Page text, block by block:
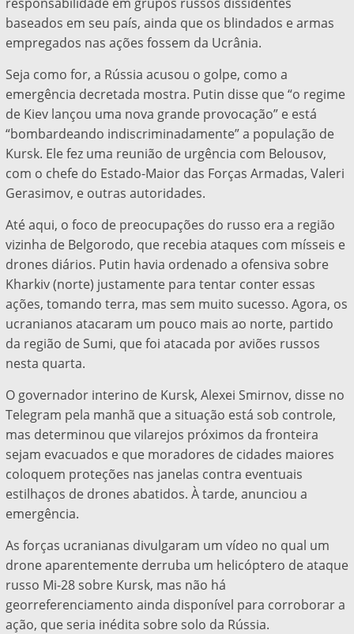
baseados em seu país, ainda que os blindados e armas
empregados nas ações fossem da Ucrânia.
Seja como for, a Rússia acusou o golpe, como a
emergência decretada mostra. Putin disse que “o regime
de Kiev lançou uma nova grande provocação” e está
“bombardeando indiscriminadamente” a população de
Kursk. Ele fez uma reunião de urgência com Belousov,
com o chefe do Estado-Maior das Forças Armadas, Valeri
Gerasimov, e outras autoridades.
Até aqui, o foco de preocupações do russo era a região
vizinha de Belgorodo, que recebia ataques com mísseis e
drones diários. Putin havia ordenado a ofensiva sobre
Kharkiv (norte) justamente para tentar conter essas
ações, tomando terra, mas sem muito sucesso. Agora, os
ucranianos atacaram um pouco mais ao norte, partido
da região de Sumi, que foi atacada por aviões russos
nesta quarta.
O governador interino de Kursk, Alexei Smirnov, disse no
Telegram pela manhã que a situação está sob controle,
mas determinou que vilarejos próximos da fronteira
sejam evacuados e que moradores de cidades maiores
coloquem proteções nas janelas contra eventuais
estilhaços de drones abatidos. À tarde, anunciou a
emergência.
As forças ucranianas divulgaram um vídeo no qual um
drone aparentemente derruba um helicóptero de ataque
russo Mi-28 sobre Kursk, mas não há
georreferenciamento ainda disponível para corroborar a
ação, que seria inédita sobre solo da Rússia.